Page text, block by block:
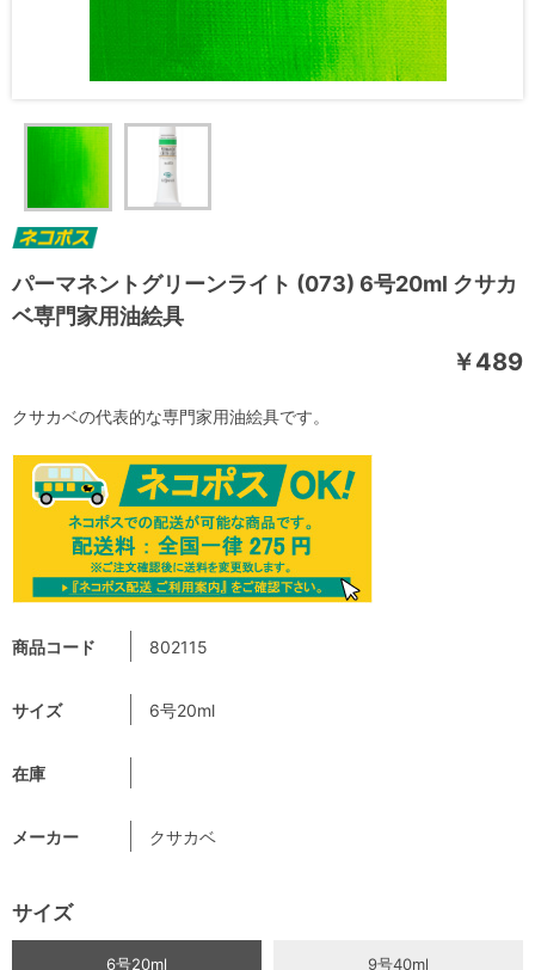
パーマネントグリーンライト (073) 6号20ml クサカ
ベ専門家用油絵具
￥489
商品コード 802115
サイズ 6号20ml
在庫
メーカー クサカベ
サイズ
6号20ml 9号40ml
クサカベの代表的な専門家用油絵具です。